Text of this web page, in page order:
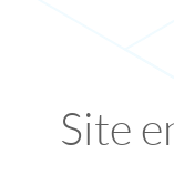
Site